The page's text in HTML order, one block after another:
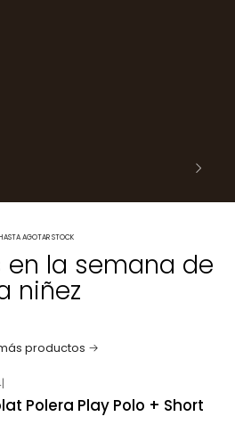
AGOTAR STOCK
en la semana de
niñez
productos
|
Polera Play Polo + Short